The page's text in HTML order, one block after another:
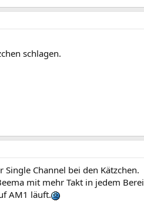
schlagen.
Channel bei den Kätzchen.
mit mehr Takt in jedem
AM1 läuft.